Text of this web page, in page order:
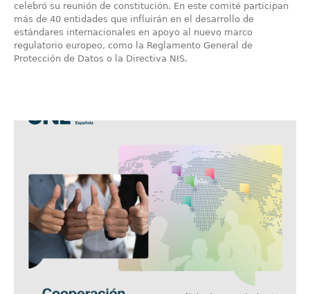
celebró su reunión de constitución. En este comité participan
más de 40 entidades que influirán en el desarrollo de
estándares internacionales en apoyo al nuevo marco
regulatorio europeo, como la Reglamento General de
Protección de Datos o la Directiva NIS.